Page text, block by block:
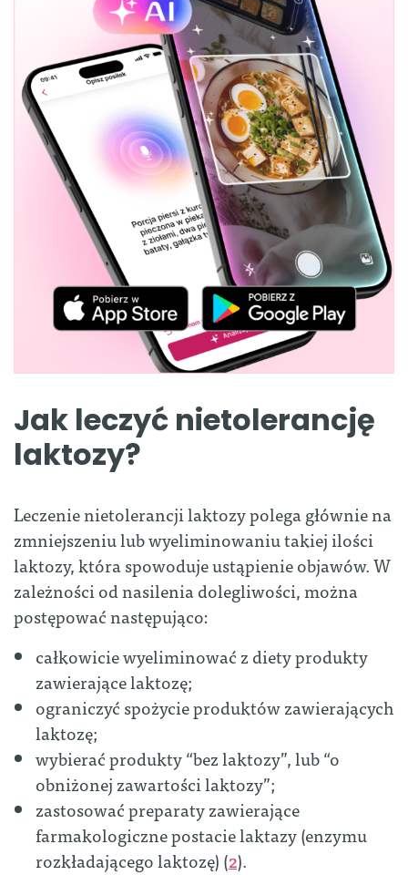
Jak leczyć nietolerancję
laktozy?
Leczenie nietolerancji laktozy polega głównie na
zmniejszeniu lub wyeliminowaniu takiej ilości
laktozy, która spowoduje ustąpienie objawów. W
zależności od nasilenia dolegliwości, można
postępować następująco:
całkowicie wyeliminować z diety produkty
zawierające laktozę;
ograniczyć spożycie produktów zawierających
laktozę;
wybierać produkty “bez laktozy”, lub “o
obniżonej zawartości laktozy”;
zastosować preparaty zawierające
farmakologiczne postacie laktazy (enzymu
rozkładającego laktozę) (2).